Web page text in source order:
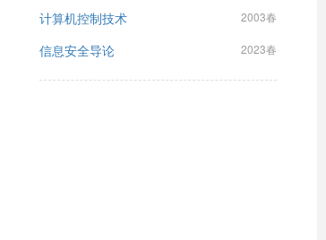
计算机控制技术 2003春
信息安全导论 2023春